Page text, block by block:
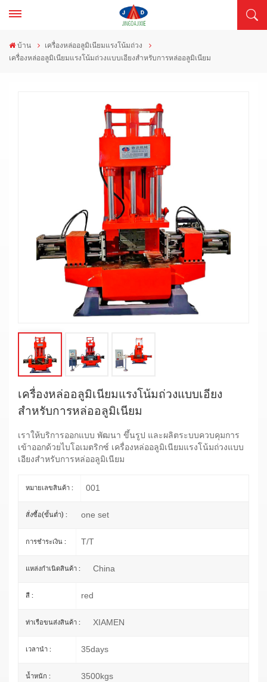
บ้าน
เครื่องหล่ออลูมิเนียมแรงโน้มถ่วง
เครื่องหล่ออลูมิเนียมแรงโน้มถ่วงแบบเอียงสำหรับการหล่ออลูมิเนียม
เครื่องหล่ออลูมิเนียมแรงโน้มถ่วงแบบเอียง
สำหรับการหล่ออลูมิเนียม
เราให้บริการออกแบบ พัฒนา ขึ้นรูป และผลิตระบบควบคุมการ
เข้าออกด้วยไบโอเมตริกซ์ เครื่องหล่ออลูมิเนียมแรงโน้มถ่วงแบบ
เอียงสำหรับการหล่ออลูมิเนียม
หมายเลขสินค้า : 001
สั่งซื้อ(ขั้นต่ำ) : one set
การชำระเงิน : T/T
แหล่งกำเนิดสินค้า : China
สี : red
ท่าเรือขนส่งสินค้า : XIAMEN
เวลานำ : 35days
น้ำหนัก : 3500kgs